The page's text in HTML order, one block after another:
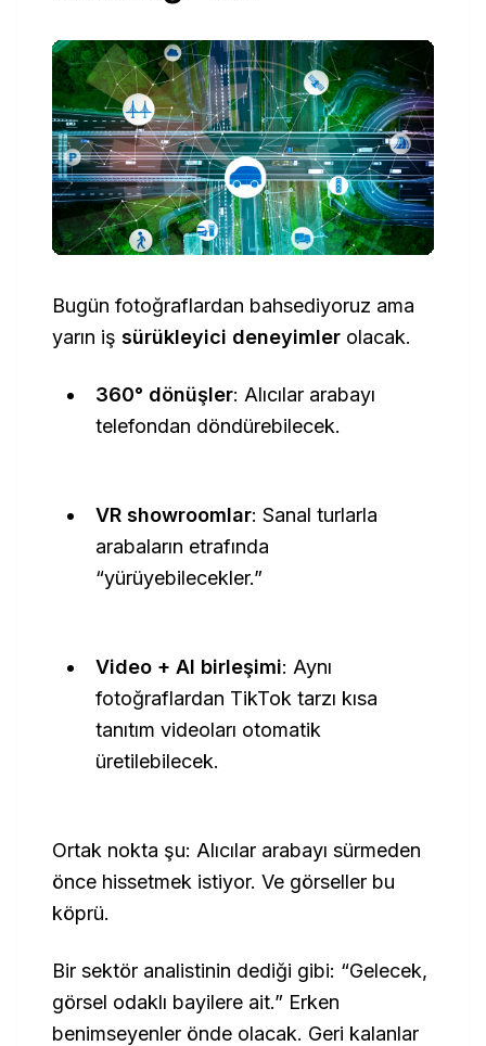
Bugün fotoğraflardan bahsediyoruz ama
yarın iş sürükleyici deneyimler olacak.
360° dönüşler: Alıcılar arabayı
telefondan döndürebilecek.
VR showroomlar: Sanal turlarla
arabaların etrafında
“yürüyebilecekler.”
Video + AI birleşimi: Aynı
fotoğraflardan TikTok tarzı kısa
tanıtım videoları otomatik
üretilebilecek.
Ortak nokta şu: Alıcılar arabayı sürmeden
önce hissetmek istiyor. Ve görseller bu
köprü.
Bir sektör analistinin dediği gibi: “Gelecek,
görsel odaklı bayilere ait.” Erken
benimseyenler önde olacak. Geri kalanlar